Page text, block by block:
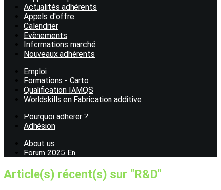
Actualités adhérents
Appels d'offre
Calendrier
Evènements
Informations marché
Nouveaux adhérents
Emploi
Formations - Carto
Qualification IAMQS
Worldskills en Fabrication additive
Pourquoi adhérer ?
Adhésion
About us
Forum 2025 En
Article(s) récent(s) sur "R&D"